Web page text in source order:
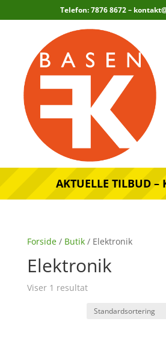
Telefon: 7876 8672 –
AKTUELLE TILBUD –
Forside/ Butik/ Elektronik
Elektronik
Viser 1 resultat